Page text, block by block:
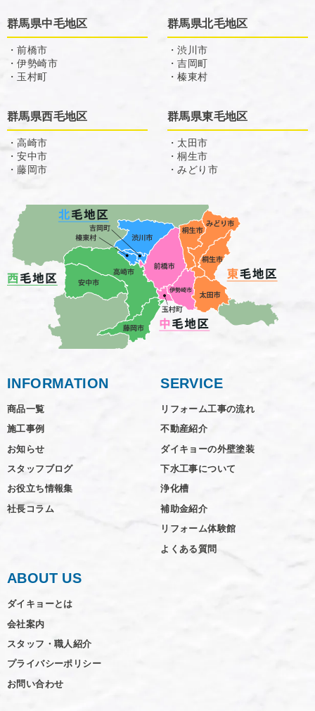
群馬県中毛地区
・前橋市
・伊勢崎市
・玉村町
群馬県北毛地区
・渋川市
・吉岡町
・榛東村
群馬県西毛地区
・高崎市
・安中市
・藤岡市
群馬県東毛地区
・太田市
・桐生市
・みどり市
INFORMATION
商品一覧
施工事例
お知らせ
スタッフブログ
お役立ち情報集
社長コラム
SERVICE
リフォーム工事の流れ
不動産紹介
ダイキョーの外壁塗装
下水工事について
浄化槽
補助金紹介
リフォーム体験館
よくある質問
ABOUT US
ダイキョーとは
会社案内
スタッフ・職人紹介
プライバシーポリシー
お問い合わせ